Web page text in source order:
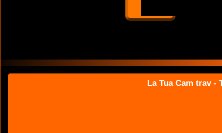
La Tua Cam trav -